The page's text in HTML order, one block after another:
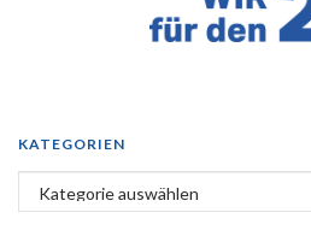
KATEGORIEN
Kategorien